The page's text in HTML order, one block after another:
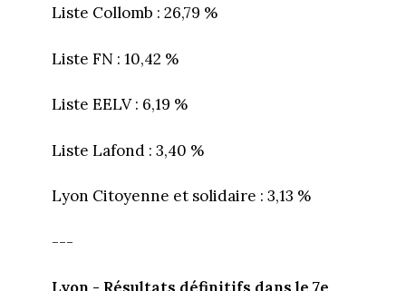
Liste Collomb : 26,79 %
Liste FN : 10,42 %
Liste EELV : 6,19 %
Liste Lafond : 3,40 %
Lyon Citoyenne et solidaire : 3,13 %
---